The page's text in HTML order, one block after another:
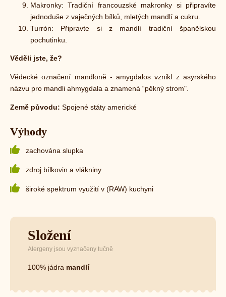
Makronky: Tradiční francouzské makronky si připravíte
jednoduše z vaječných bílků, mletých mandlí a cukru.
Turrón: Připravte si z mandlí tradiční španělskou
pochutinku.
Věděli jste, že?
Vědecké označení mandloně - amygdalos vznikl z asyrského
názvu pro mandli ahmygdala a znamená “pěkný strom".
Země původu: Spojené státy americké
Výhody
zachována slupka
zdroj bílkovin a vlákniny
široké spektrum využití v (RAW) kuchyni
Složení
Alergeny jsou vyznačeny tučně
100% jádra mandlí